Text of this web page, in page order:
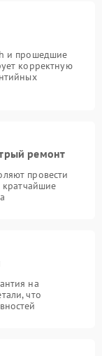
и прошедшие
корректную
ремонт
провести
кратчайшие
на
что